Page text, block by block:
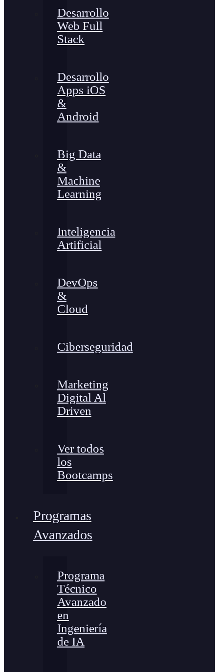
Desarrollo
Web Full
Stack
Desarrollo
Apps iOS
&
Android
Big Data
&
Machine
Learning
Inteligencia
Artificial
DevOps
&
Cloud
Ciberseguridad
Marketing
Digital Al
Driven
Ver todos
los
Bootcamps
Programas
Avanzados
Programa
Técnico
Avanzado
en
Ingeniería
de IA